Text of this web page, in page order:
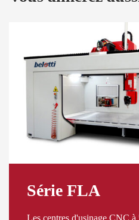
Série FLA
Les centres d'usinage CNC